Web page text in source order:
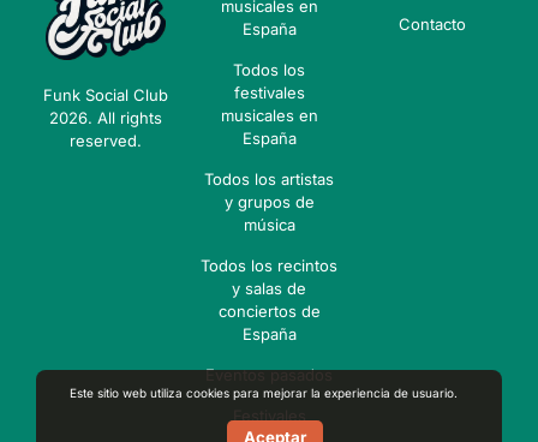
Este sitio web utiliza cookies para mejorar la experiencia de usuario.
Aceptar
Funk Social Club
2026. All rights
reserved.
musicales en
España
Todos los
festivales
musicales en
España
Todos los artistas
y grupos de
música
Todos los recintos
y salas de
conciertos de
España
Eventos pasados
Festivales
Contacto